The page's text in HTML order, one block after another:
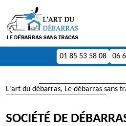
01 85 53 58 08 06
L'art du débarras, Le débarras sans
SOCIÉTÉ DE